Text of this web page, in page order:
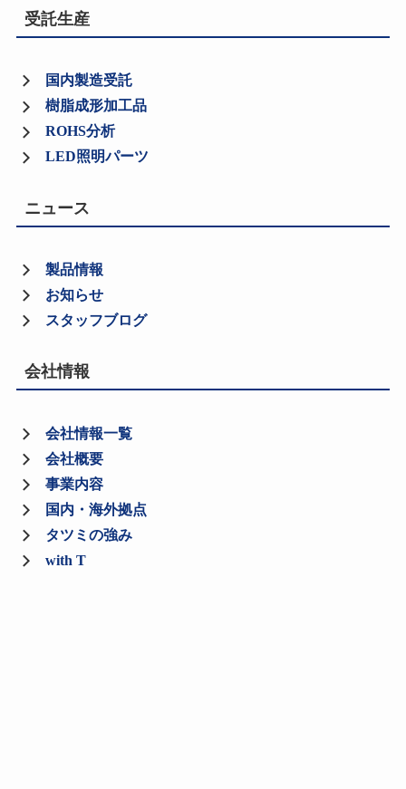
受託生産
国内製造受託
樹脂成形加工品
ROHS分析
LED照明パーツ
ニュース
製品情報
お知らせ
スタッフブログ
会社情報
会社情報一覧
会社概要
事業内容
国内・海外拠点
タツミの強み
with T